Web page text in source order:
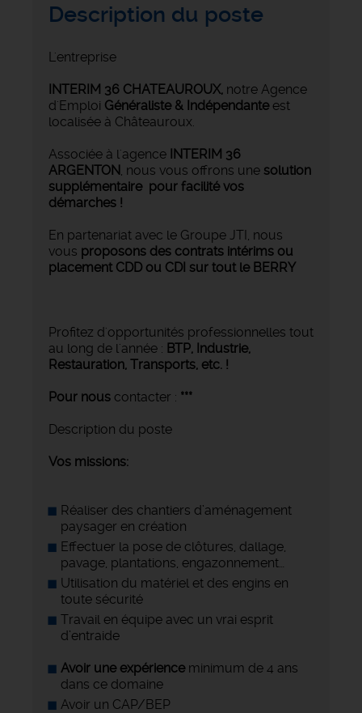
Description du poste
L'entreprise
INTERIM 36 CHATEAUROUX, notre Agence
d'Emploi Généraliste & Indépendante est
localisée à Châteauroux.
Associée à l'agence INTERIM 36
ARGENTON, nous vous offrons une solution
supplémentaire pour facilité vos
démarches !
En partenariat avec le Groupe JTI, nous
vous proposons des contrats intérims ou
placement CDD ou CDI sur tout le BERRY
Profitez d'opportunités professionnelles tout
au long de l'année : BTP, Industrie,
Restauration, Transports, etc. !
Pour nous contacter : ***
Description du poste
Vos missions:
Réaliser des chantiers d’aménagement
paysager en création
Effectuer la pose de clôtures, dallage,
pavage, plantations, engazonnement…
Utilisation du matériel et des engins en
toute sécurité
Travail en équipe avec un vrai esprit
d’entraide
Avoir une expérienceminimum de 4 ans
dans ce domaine
Avoir un CAP/BEP